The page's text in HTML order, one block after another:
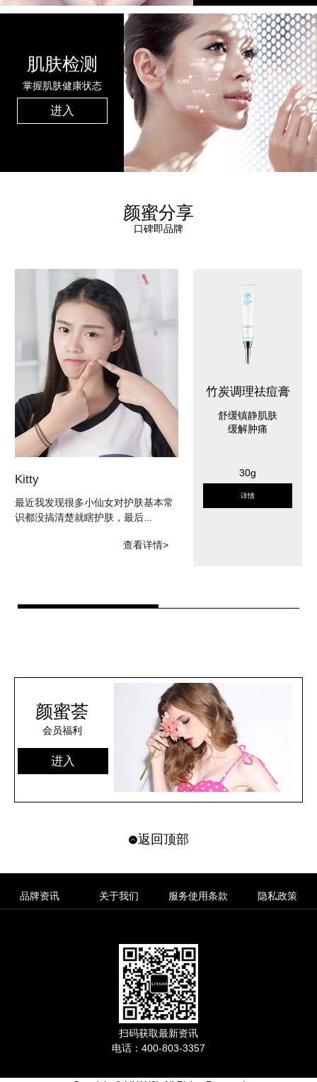
肌肤检测
掌握肌肤健康状态
进入
颜蜜分享
口碑即品牌
Kitty
最近我发现很多小仙女对护肤基本常
识都没搞清楚就瞎护肤，最后...
查看详情>
竹炭调理祛痘膏
舒缓镇静肌肤
缓解肿痛
30g
详情
颜蜜荟
会员福利
进入
返回顶部
品牌资讯 关于我们 服务使用条款 隐私政策
扫码获取最新资讯
电话：400-803-3357